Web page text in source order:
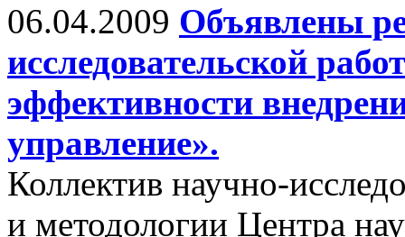
06.04.2009 Объявлены
исследовательской
эффективности
управление».
Коллектив научно-
и методологии Центра